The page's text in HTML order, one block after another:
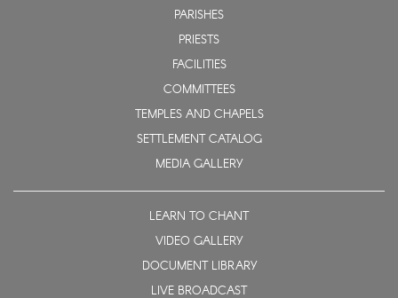
PARISHES
PRIESTS
FACILITIES
COMMITTEES
TEMPLES AND CHAPELS
SETTLEMENT CATALOG
MEDIA GALLERY
LEARN TO CHANT
VIDEO GALLERY
DOCUMENT LIBRARY
LIVE BROADCAST